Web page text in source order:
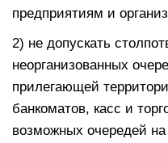
предприятиям и
2) не допускать
неорганизованных
прилегающей
банкоматов, касс и
возможных очередей